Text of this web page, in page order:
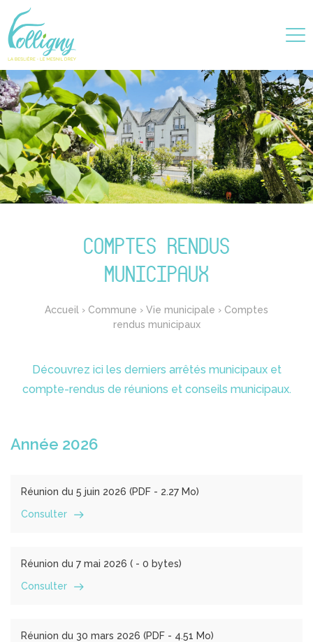
COMPTES RENDUS
MUNICIPAUX
Accueil › Commune › Vie municipale › Comptes
rendus municipaux
Découvrez ici les derniers arrêtés municipaux et
compte-rendus de réunions et conseils municipaux.
Année 2026
Réunion du 5 juin 2026 (PDF - 2.27 Mo)
Consulter
Réunion du 7 mai 2026 ( - 0 bytes)
Consulter
Réunion du 30 mars 2026 (PDF - 4.51 Mo)